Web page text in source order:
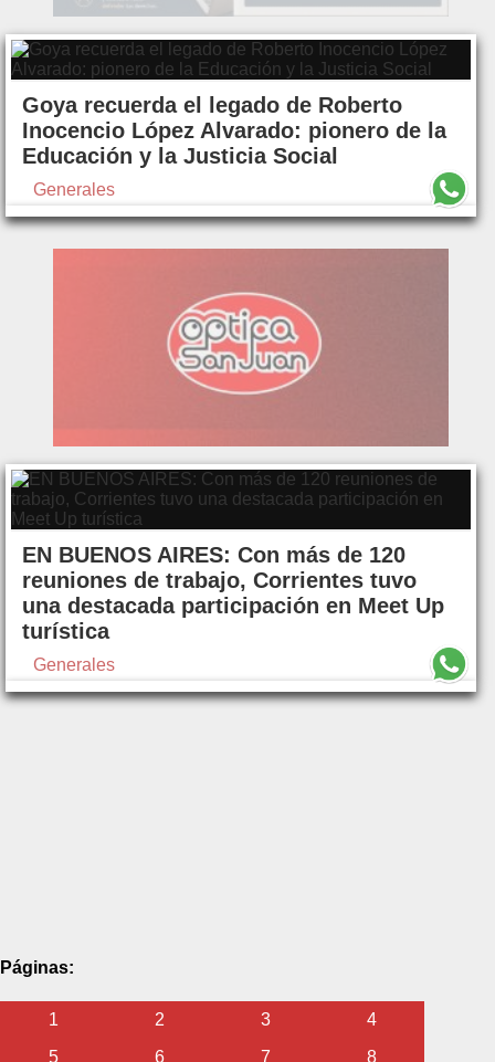
Goya recuerda el legado de Roberto
Inocencio López Alvarado: pionero de la
Educación y la Justicia Social
Generales
EN BUENOS AIRES: Con más de 120
reuniones de trabajo, Corrientes tuvo
una destacada participación en Meet Up
turística
Generales
Páginas:
1 2 3
4
5
6 7 8